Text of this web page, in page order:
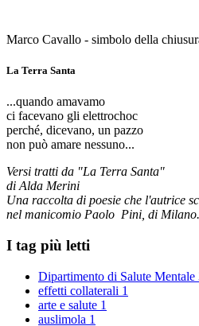
Marco Cavallo - simbolo della
La Terra Santa
...quando amavamo
ci facevano gli elettrochoc
perché, dicevano, un pazzo
non può amare nessuno...
Versi tratti da "La Terra Santa"
di Alda Merini
Una raccolta di poesie che l'autrice
nel manicomio Paolo Pini, di Milano.
I tag più letti
Dipartimento di Salute Mentale
effetti collaterali 1
arte e salute 1
auslimola 1